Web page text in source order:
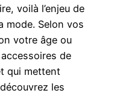
voilà l’enjeu de
mode. Selon vos
votre âge ou
de
qui mettent
les